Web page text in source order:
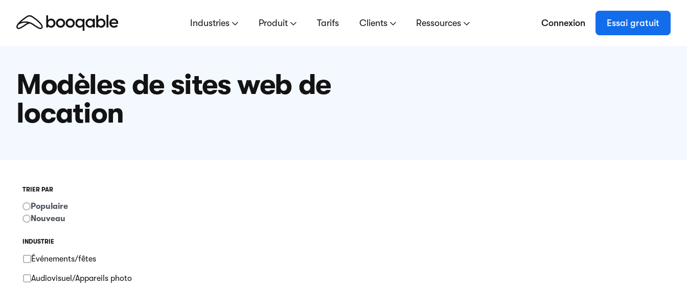
Industries Produit Tarifs Clients Ressources Connexion Essai gratuit
Modèles de sites web de
location
TRIER PAR
Populaire
Nouveau
INDUSTRIE
Événements/fêtes
Audiovisuel/Appareils photo